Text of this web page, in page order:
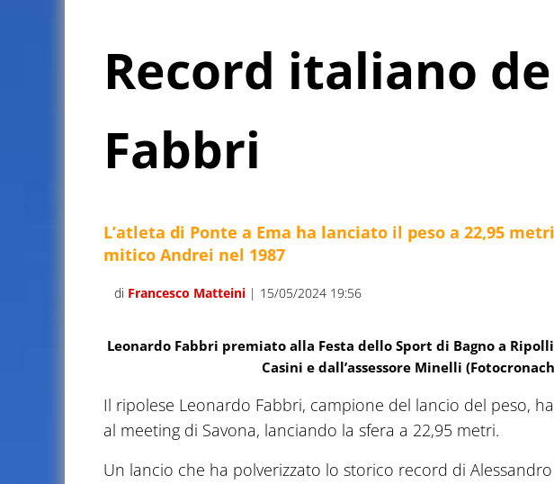
Record italiano
Fabbri
L’atleta di Ponte a Ema ha lanciato il peso a 22,95
mitico Andrei nel 1987
di Francesco Matteini | 15/05/2024 19:56
Leonardo Fabbri premiato alla Festa dello Sport di Bagno a
Casini e dall’assessore Minelli
Il ripolese Leonardo Fabbri, campione del lancio del peso,
al meeting di Savona, lanciando la sfera a 22,95 metri.
Un lancio che ha polverizzato lo storico record di